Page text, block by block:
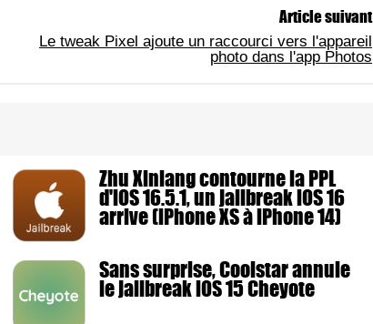
Article suivant
Le tweak Pixel ajoute un raccourci vers l'appareil
photo dans l'app Photos
Zhu Xinlang contourne la PPL
d'iOS 16.5.1, un jailbreak iOS 16
arrive (iPhone XS à iPhone 14)
Sans surprise, Coolstar annule
le jailbreak iOS 15 Cheyote